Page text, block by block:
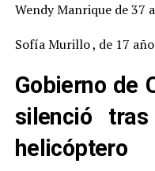
Wendy Manrique de 37
Sofía Murillo , de 17
Gobierno de
silenció
helicóptero